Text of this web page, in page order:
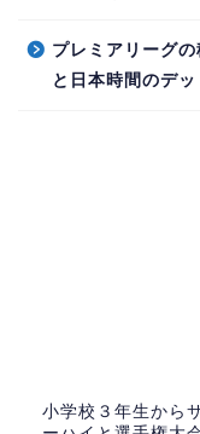
プレミアリーグ
と日本時間のデ
小学校３年生から